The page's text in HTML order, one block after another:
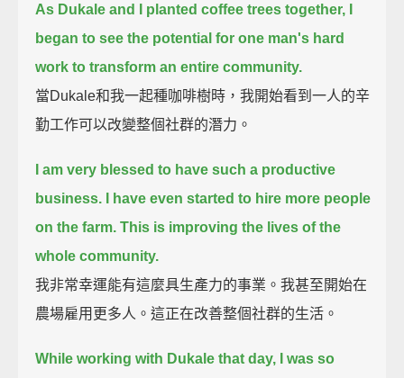
As Dukale and I planted coffee trees together, I
began to see the potential for one man's hard
work to transform an entire community.
當Dukale和我一起種咖啡樹時，我開始看到一人的辛
勤工作可以改變整個社群的潛力。
I am very blessed to have such a productive
business.
I have even started to hire more people
on the farm. This is improving the lives of the
whole community.
我非常幸運能有這麼具生產力的事業。我甚至開始在
農場雇用更多人。這正在改善整個社群的生活。
While working with Dukale that day, I was so